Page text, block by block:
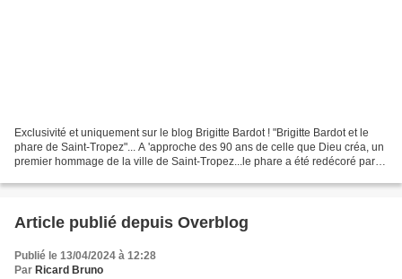
Exclusivité et uniquement sur le blog Brigitte Bardot ! "Brigitte Bardot et le
phare de Saint-Tropez"... A 'approche des 90 ans de celle que Dieu créa, un
premier hommage de la ville de Saint-Tropez...le phare a été redécoré par
Article publié depuis Overblog
Publié le 13/04/2024 à 12:28
Par Ricard Bruno